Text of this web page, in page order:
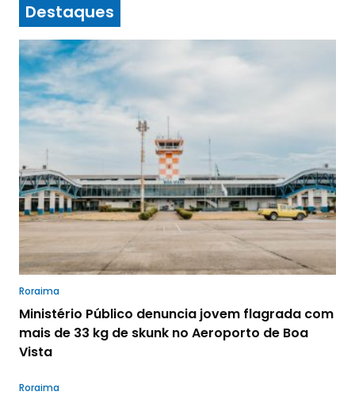
Destaques
Roraima
Ministério Público denuncia jovem flagrada com
mais de 33 kg de skunk no Aeroporto de Boa
Vista
Roraima